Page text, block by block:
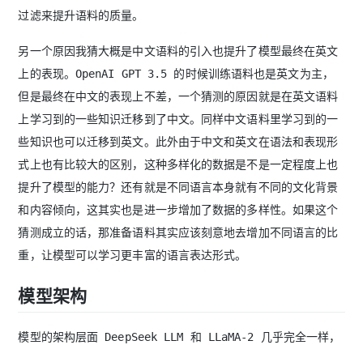
过滤来提升语料的质量。
另一个原因我猜大概是中文语料的引入也提升了模型最终在英文
上的表现。OpenAI GPT 3.5 的时候训练语料也是英文为主，
但是最终在中文的表现上不差，一个猜测的原因就是在英文语料
上学习到的一些知识迁移到了中文。同样中文语料里学习到的一
些知识也可以迁移到英文。此外由于中文和英文在语法和表现形
式上也有比较大的区别，这种多样化的数据是不是一定程度上也
提升了模型的能力？还有就是不同语言本身就有不同的文化背景
和内容倾向，这其实也是进一步增加了数据的多样性。如果这个
猜测成立的话，那准备语料其实应该刻意地去增加不同语言的比
重，让模型可以学习更丰富的语言表达形式。
模型架构
模型的架构层面 DeepSeek LLM 和 LLaMA-2 几乎完全一样，